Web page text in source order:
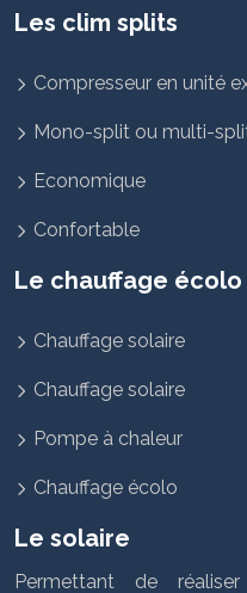
Les clim splits
Compresseur en unité
Mono-split ou multi-
Economique
Confortable
Le chauffage écolo
Chauffage solaire
Chauffage solaire
Pompe à chaleur
Chauffage écolo
Le solaire
Permettant de